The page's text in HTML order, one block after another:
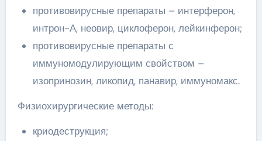
противовирусные препараты – интерферон,
интрон-А, неовир, циклоферон, лейкинферон;
противовирусные препараты с
иммуномодулирующим свойством –
изопринозин, ликопид, панавир, иммуномакс.
Физиохирургические методы:
криодеструкция;